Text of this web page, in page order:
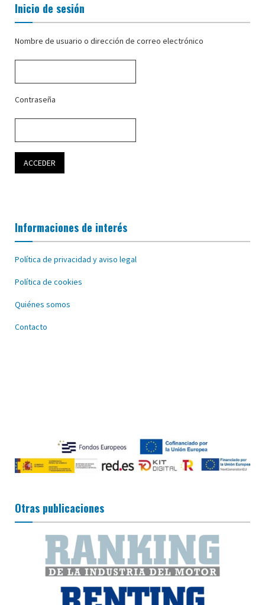
Inicio de sesión
Nombre de usuario o dirección de correo electrónico
Contraseña
Informaciones de interés
Política de privacidad y aviso legal
Política de cookies
Quiénes somos
Contacto
Otras publicaciones